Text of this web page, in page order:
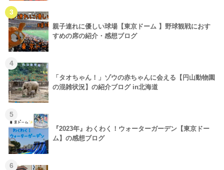
3
親子連れに優しい球場【東京ドーム 】野球観戦におす
すめの席の紹介・感想ブログ
4
「タオちゃん！」ゾウの赤ちゃんに会える【円山動物園
の混雑状況】の紹介ブログ in北海道
5
『2023年』わくわく！ウォーターガーデン【東京ドー
ム】の感想ブログ
6